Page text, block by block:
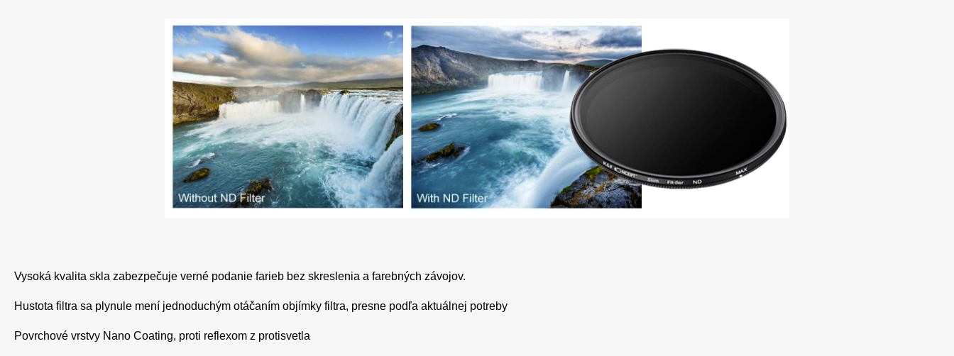
Vysoká kvalita skla zabezpečuje verné podanie farieb bez skreslenia a farebných závojov.
Hustota filtra sa plynule mení jednoduchým otáčaním objímky filtra, presne podľa aktuálnej potreby
Povrchové vrstvy Nano Coating, proti reflexom z protisvetla